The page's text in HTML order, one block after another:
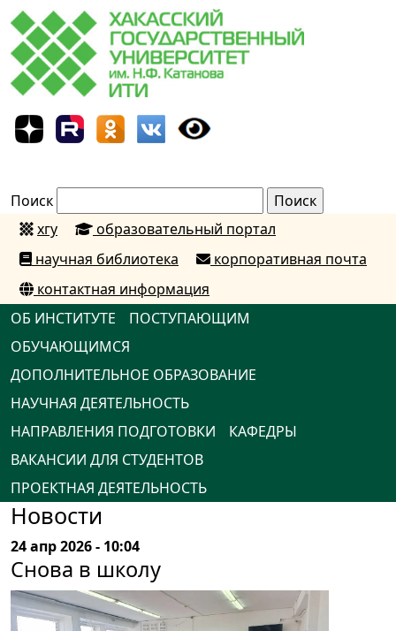
Поиск
хгу
образовательный портал
научная библиотека
корпоративная почта
контактная информация
ОБ ИНСТИТУТЕ
ПОСТУПАЮЩИМ
ОБУЧАЮЩИМСЯ
ДОПОЛНИТЕЛЬНОЕ ОБРАЗОВАНИЕ
НАУЧНАЯ ДЕЯТЕЛЬНОСТЬ
НАПРАВЛЕНИЯ ПОДГОТОВКИ
КАФЕДРЫ
ВАКАНСИИ ДЛЯ СТУДЕНТОВ
ПРОЕКТНАЯ ДЕЯТЕЛЬНОСТЬ
Новости
24 апр 2026 - 10:04
Снова в школу